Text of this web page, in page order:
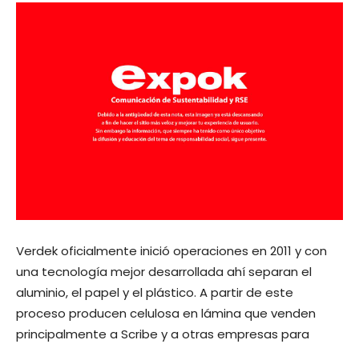
Verdek oficialmente inició operaciones en 2011 y con
una tecnología mejor desarrollada ahí separan el
aluminio, el papel y el plástico. A partir de este
proceso producen celulosa en lámina que venden
principalmente a Scribe y a otras empresas para